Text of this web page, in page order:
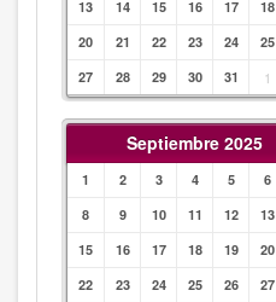
13
14 15 16 17 18
20
21 22 23 24 25
27
28 29 30 31 1
Septiembre 2025
1 2 3 4 5 6
8
9 10 11 12 13
15
16 17 18 19 20
22
23 24 25 26 27